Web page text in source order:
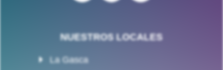
NUESTROS LOCALES
La Gasca